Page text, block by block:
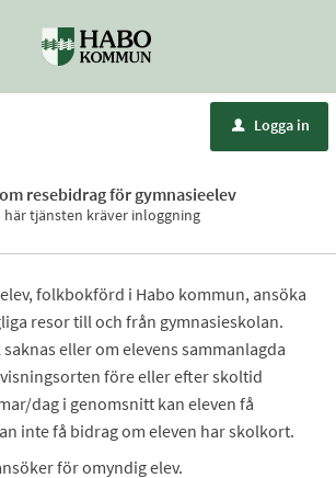
u Logga in
resebidrag för gymnasieelev
här tjänsten kräver inloggning
folkbokförd i Habo kommun, ansöka
resor till och från gymnasieskolan.
eller om elevens sammanlagda
före eller efter skoltid
dag i genomsnitt kan eleven få
inte få bidrag om eleven har skolkort.
för omyndig elev.